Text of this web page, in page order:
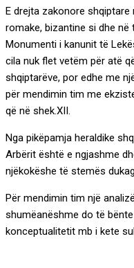
E drejta zakonore
romake, bizantine si dhe në
Monumenti i kanunit të
cila nuk flet vetëm për atë
shqiptarëve, por edhe me
për mendimin tim me
që në shek.XII.
Nga pikëpamja heraldike
Arbërit është e ngjashme
njëkokëshe të stemës
Për mendimin tim një
shumëanëshme do të
konceptualitetit mb i kete